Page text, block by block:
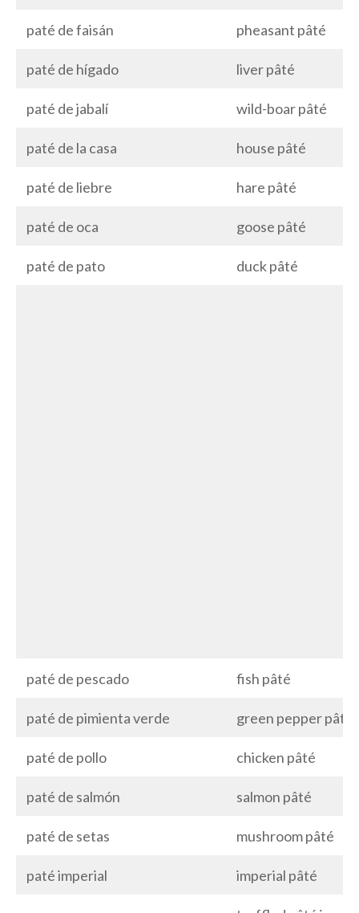
paté de faisán pheasant pâté
paté de hígado liver pâté
paté de jabalí wild-boar pâté
paté de la casa house pâté
paté de liebre hare pâté
paté de oca goose pâté
paté de pato duck pâté
paté de pescado fish pâté
paté de pimienta verde green pepper pâté
paté de pollo chicken pâté
paté de salmón salmon pâté
paté de setas mushroom pâté
paté imperial imperial pâté